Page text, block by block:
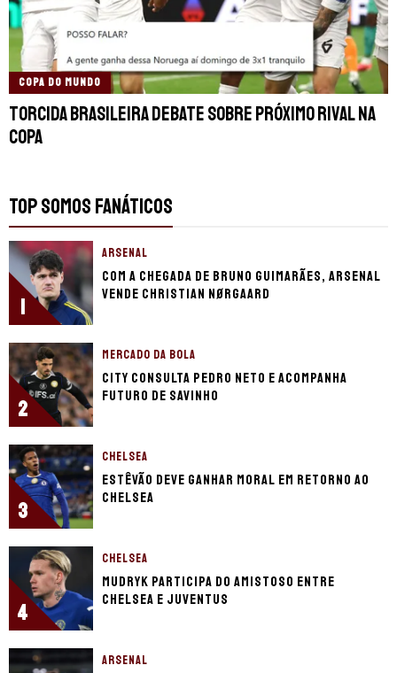
COPA DO MUNDO
Torcida brasileira debate sobre próximo rival na
Copa
TOP SOMOS FANÁTICOS
1
ARSENAL
Com a chegada de Bruno Guimarães, Arsenal
vende Christian Nørgaard
2
MERCADO DA BOLA
City consulta Pedro Neto e acompanha
futuro de Savinho
3
CHELSEA
Estêvão deve ganhar moral em retorno ao
Chelsea
4
CHELSEA
Mudryk participa do amistoso entre
Chelsea e Juventus
ARSENAL